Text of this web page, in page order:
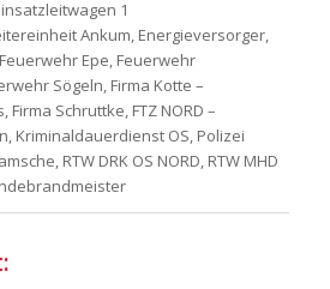
1
Ankum, Energieversorger,
Epe, Feuerwehr
Sögeln, Firma Kotte –
Schruttke, FTZ NORD –
Kriminaldauerdienst OS, Polizei
RTW DRK OS NORD, RTW MHD